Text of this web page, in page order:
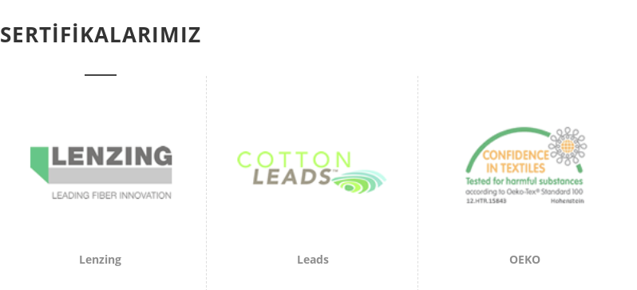
SERTIFIKALARIMIZ
Lenzing Leads OEKO